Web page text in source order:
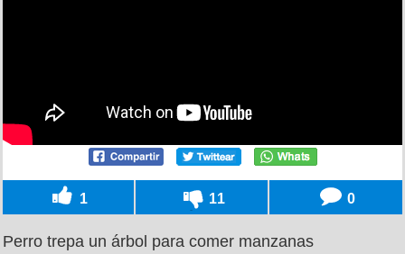
1 11 0
Perro trepa un árbol para comer manzanas